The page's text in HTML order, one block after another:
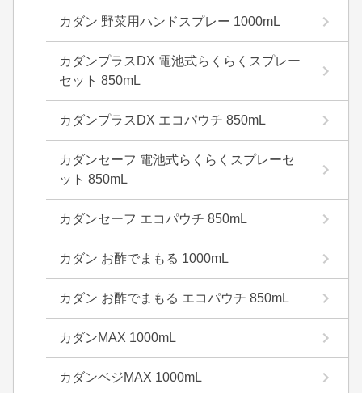
カダン 野菜用ハンドスプレー 1000mL
カダンプラスDX 電池式らくらくスプレー
セット 850mL
カダンプラスDX エコパウチ 850mL
カダンセーフ 電池式らくらくスプレーセ
ット 850mL
カダンセーフ エコパウチ 850mL
カダン お酢でまもる 1000mL
カダン お酢でまもる エコパウチ 850mL
カダンMAX 1000mL
カダンベジMAX 1000mL